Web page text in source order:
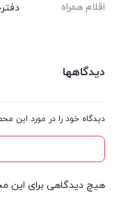
اقلام همراه
دیدگاهها
دیدگاه خود را در مورد این
هیچ دیدگاهی برای